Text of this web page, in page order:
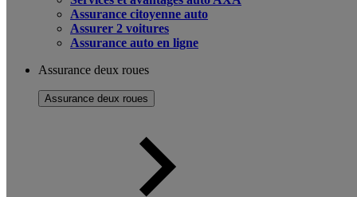
Assurance citoyenne auto
Assurer 2 voitures
Assurance auto en ligne
Assurance deux roues
Assurance deux roues